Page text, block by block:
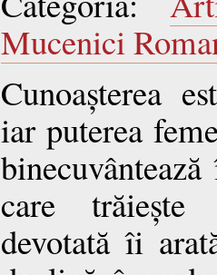
Mucenici
Cunoașterea
iar puterea
care
devotată îi